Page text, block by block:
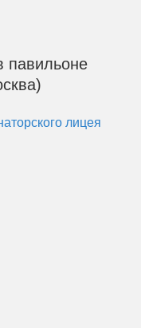
павильоне